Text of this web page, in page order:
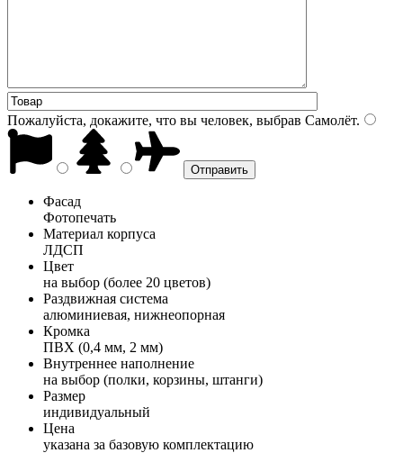
Пожалуйста, докажите, что вы человек, выбрав Самолёт.
Фасад
Фотопечать
Материал корпуса
ЛДСП
Цвет
на выбор (более 20 цветов)
Раздвижная система
алюминиевая, нижнеопорная
Кромка
ПВХ (0,4 мм, 2 мм)
Внутреннее наполнение
на выбор (полки, корзины, штанги)
Размер
индивидуальный
Цена
указана за базовую комплектацию